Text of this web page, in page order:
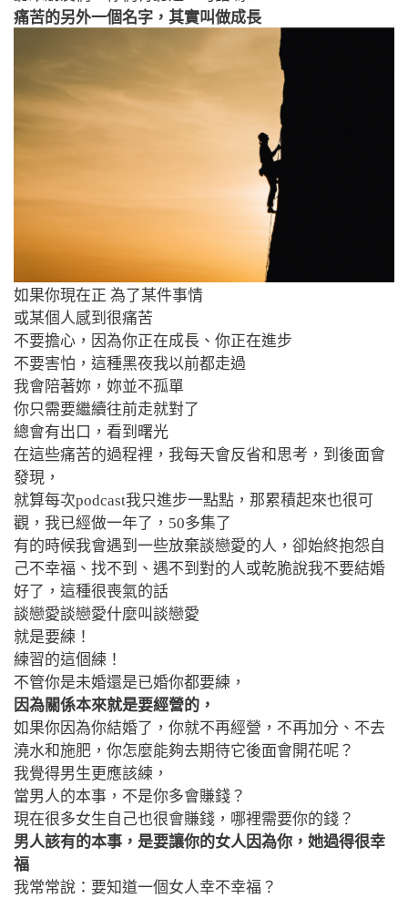
痛苦的另外一個名字，其實叫做成長
如果你現在正 為了某件事情
或某個人感到很痛苦
不要擔心， 因為你正在成長、 你正在進步
不要害怕，這種黑夜我以前都走過
我會陪著妳，妳並不孤單
你只需要繼續往前走就對了
總會有出口，看到曙光
在這些痛苦的過程裡，我每天會反省和思考， 到後面會
發現，
就算每次podcast我只進步一點點，那累積起來也很可
觀，我已經做一年了，50多集了
有的時候我會遇到一些放棄談戀愛的人，卻始終抱怨自
己不幸福、找不到、遇不到對的人或乾脆說我不要結婚
好了，這種很喪氣的話
談戀愛談戀愛什麼叫談戀愛
就是要練！
練習的這個練！
不管你是未婚還是已婚你都要練，
因為關係本來就是要經營的，
如果你因為你結婚了，你就不再經營，不再加分、不去
澆水和施肥，你怎麼能夠去期待它後面會開花呢？
我覺得男生更應該練，
當男人的本事，不是你多會賺錢？
現在很多女生自己也很會賺錢，哪裡需要你的錢？
男人該有的本事，是要讓你的女人因為你，她過得很幸
福
我常常說：要知道一個女人幸不幸福？